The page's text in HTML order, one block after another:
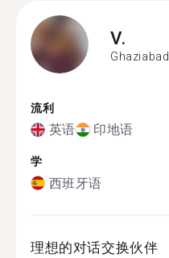
V.
Ghaziabad
流利
英语 印地语
学
西班牙语
理想的对话交换伙伴